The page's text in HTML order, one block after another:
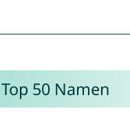
50 Namen